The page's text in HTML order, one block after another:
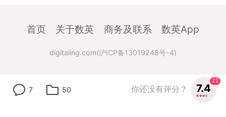
7 50 你还没有评分？ 7.4
22
首页 关于数英 商务及联系 数英App
digitaling.com(沪ICP备13019248号-4)